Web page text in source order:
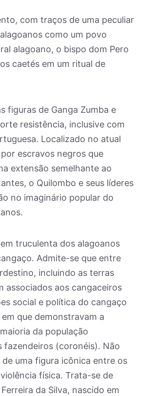
com traços de uma peculiar
como um povo
alagoano, o bispo dom Pero
caetés em um ritual de
figuras de Ganga Zumba e
resistência, inclusive com
Localizado no atual
escravos negros que
extensão semelhante ao
o Quilombo e seus líderes
no imaginário popular do
truculenta dos alagoanos
Admite-se que entre
incluindo as terras
associados aos cangaceiros
social e política do cangaço
que demonstravam a
da população
(coronéis). Não
uma figura icônica entre os
física. Trata-se de
da Silva, nascido em